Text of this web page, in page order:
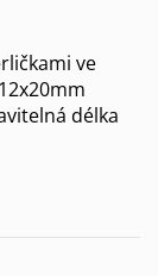
ve
délka